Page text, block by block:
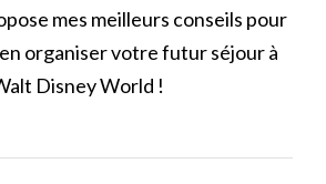
mes meilleurs conseils pour
organiser votre futur séjour à
Disney World !